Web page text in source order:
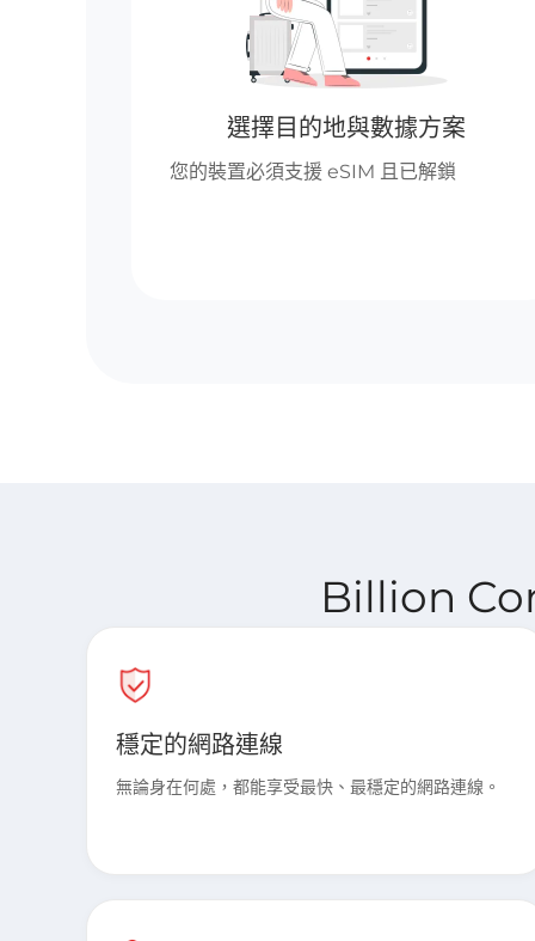
選擇目的地與數據方案
您的裝置必須支援 eSIM 且已解鎖
Billion
穩定的網路連線
無論身在何處，都能享受最快、最穩定的網路連線。